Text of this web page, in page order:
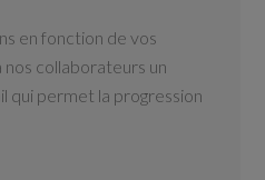
en fonction de vos
collaborateurs un
qui permet la progression